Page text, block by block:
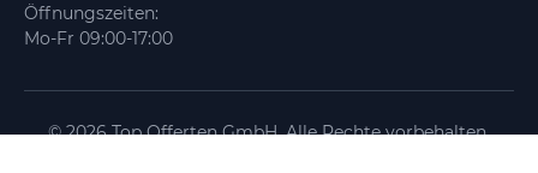
Öffnungszeiten:
Mo-Fr 09:00-17:00
© 2026 Top Offerten GmbH. Alle Rechte vorbehalten.